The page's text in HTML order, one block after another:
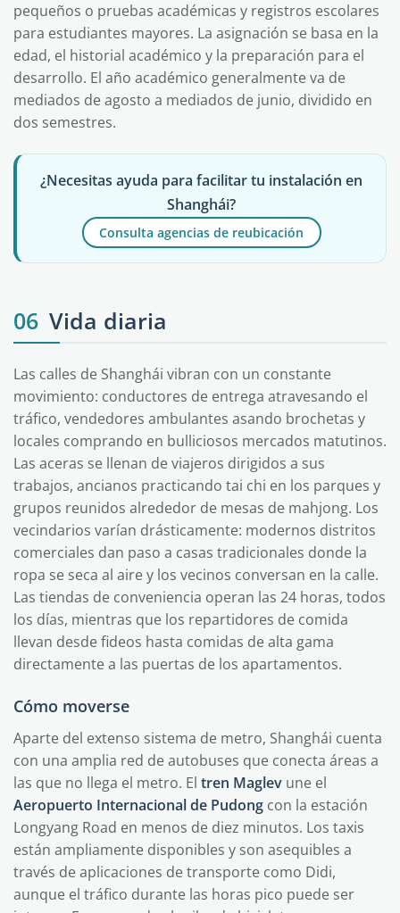
pequeños o pruebas académicas y registros escolares
para estudiantes mayores. La asignación se basa en la
edad, el historial académico y la preparación para el
desarrollo. El año académico generalmente va de
mediados de agosto a mediados de junio, dividido en
dos semestres.
¿Necesitas ayuda para facilitar tu instalación en
Shanghái?
Consulta agencias de reubicación
06 Vida diaria
Las calles de Shanghái vibran con un constante
movimiento: conductores de entrega atravesando el
tráfico, vendedores ambulantes asando brochetas y
locales comprando en bulliciosos mercados matutinos.
Las aceras se llenan de viajeros dirigidos a sus
trabajos, ancianos practicando tai chi en los parques y
grupos reunidos alrededor de mesas de mahjong. Los
vecindarios varían drásticamente: modernos distritos
comerciales dan paso a casas tradicionales donde la
ropa se seca al aire y los vecinos conversan en la calle.
Las tiendas de conveniencia operan las 24 horas, todos
los días, mientras que los repartidores de comida
llevan desde fideos hasta comidas de alta gama
directamente a las puertas de los apartamentos.
Cómo moverse
Aparte del extenso sistema de metro, Shanghái cuenta
con una amplia red de autobuses que conecta áreas a
las que no llega el metro. El tren Maglev une el
Aeropuerto Internacional de Pudong con la estación
Longyang Road en menos de diez minutos. Los taxis
están ampliamente disponibles y son asequibles a
través de aplicaciones de transporte como Didi,
aunque el tráfico durante las horas pico puede ser